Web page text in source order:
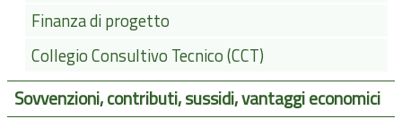
Finanza di progetto
Collegio Consultivo Tecnico (CCT)
Sovvenzioni, contributi, sussidi, vantaggi economici